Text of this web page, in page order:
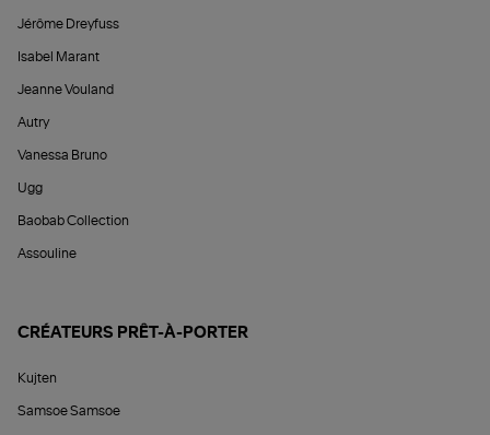
Jérôme Dreyfuss
Isabel Marant
Jeanne Vouland
Autry
Vanessa Bruno
Ugg
Baobab Collection
Assouline
CRÉATEURS PRÊT-À-PORTER
Kujten
Samsoe Samsoe